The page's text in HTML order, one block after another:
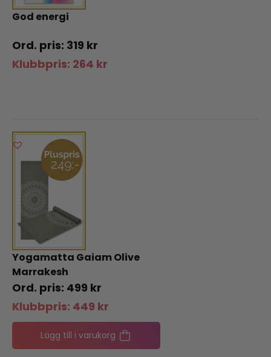
God energi
319 kr
Klubbpris: 264 kr
Yogamatta Gaiam Olive
Marrakesh
499 kr
Klubbpris: 449 kr
Lägg till i varukorg